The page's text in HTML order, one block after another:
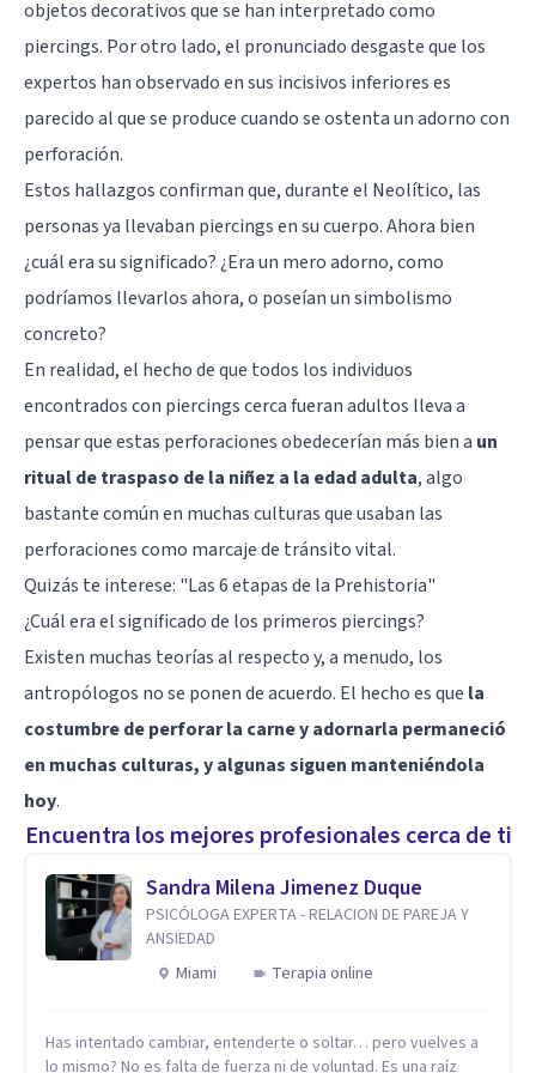
objetos decorativos que se han interpretado como
piercings. Por otro lado, el pronunciado desgaste que los
expertos han observado en sus incisivos inferiores es
parecido al que se produce cuando se ostenta un adorno con
perforación.
Estos hallazgos confirman que, durante el Neolítico, las
personas ya llevaban piercings en su cuerpo. Ahora bien
¿cuál era su significado? ¿Era un mero adorno, como
podríamos llevarlos ahora, o poseían un simbolismo
concreto?
En realidad, el hecho de que todos los individuos
encontrados con piercings cerca fueran adultos lleva a
pensar que estas perforaciones obedecerían más bien a un
ritual de traspaso de la niñez a la edad adulta, algo
bastante común en muchas culturas que usaban las
perforaciones como marcaje de tránsito vital.
Quizás te interese: "Las 6 etapas de la Prehistoria"
¿Cuál era el significado de los primeros piercings?
Existen muchas teorías al respecto y, a menudo, los
antropólogos no se ponen de acuerdo. El hecho es que la
costumbre de perforar la carne y adornarla permaneció
en muchas culturas, y algunas siguen manteniéndola
hoy.
Encuentra los mejores profesionales cerca de ti
Sandra Milena Jimenez Duque
PSICÓLOGA EXPERTA - RELACION DE PAREJA Y
ANSIEDAD
Miami
Terapia online
Has intentado cambiar, entenderte o soltar… pero vuelves a
lo mismo? No es falta de fuerza ni de voluntad. Es una raíz